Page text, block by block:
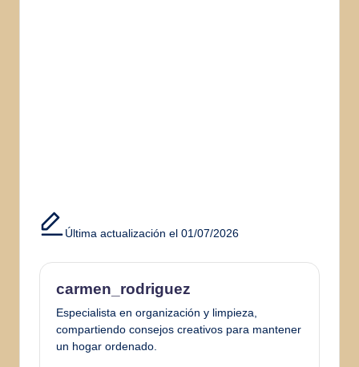
Última actualización el 01/07/2026
carmen_rodriguez
Especialista en organización y limpieza,
compartiendo consejos creativos para mantener
un hogar ordenado.